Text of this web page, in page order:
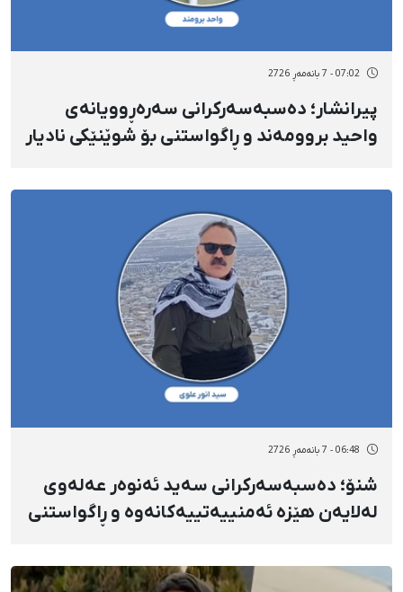
07:02 - 7 بانەمەڕ 2726
پیرانشار؛ دەسبەسەرکرانی سەرەڕوویانەی
واحید بروومەند و ڕاگواستنی بۆ شوێنێکی نادیار
06:48 - 7 بانەمەڕ 2726
شنۆ؛ دەسبەسەرکرانی سەید ئەنوەر عەلەوی
لەلایەن هێزە ئەمنییەتییەکانەوە و ڕاگواستنی